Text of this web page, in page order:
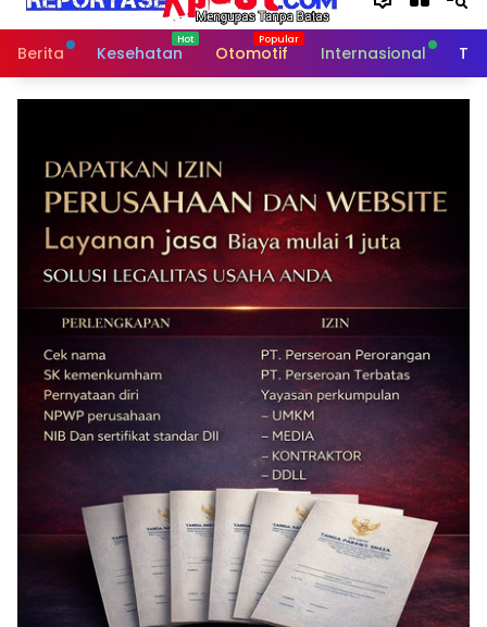
Berita Kesehatan Otomotif Internasional